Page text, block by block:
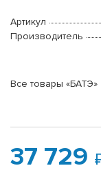
Артикул
Производитель
Все товары «БАТЭ»
37 729